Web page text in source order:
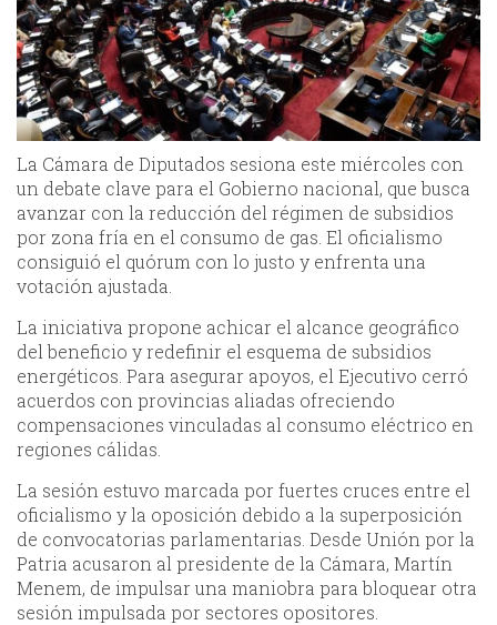
La Cámara de Diputados sesiona este miércoles con
un debate clave para el Gobierno nacional, que busca
avanzar con la reducción del régimen de subsidios
por zona fría en el consumo de gas. El oficialismo
consiguió el quórum con lo justo y enfrenta una
votación ajustada.
La iniciativa propone achicar el alcance geográfico
del beneficio y redefinir el esquema de subsidios
energéticos. Para asegurar apoyos, el Ejecutivo cerró
acuerdos con provincias aliadas ofreciendo
compensaciones vinculadas al consumo eléctrico en
regiones cálidas.
La sesión estuvo marcada por fuertes cruces entre el
oficialismo y la oposición debido a la superposición
de convocatorias parlamentarias. Desde Unión por la
Patria acusaron al presidente de la Cámara, Martín
Menem, de impulsar una maniobra para bloquear otra
sesión impulsada por sectores opositores.